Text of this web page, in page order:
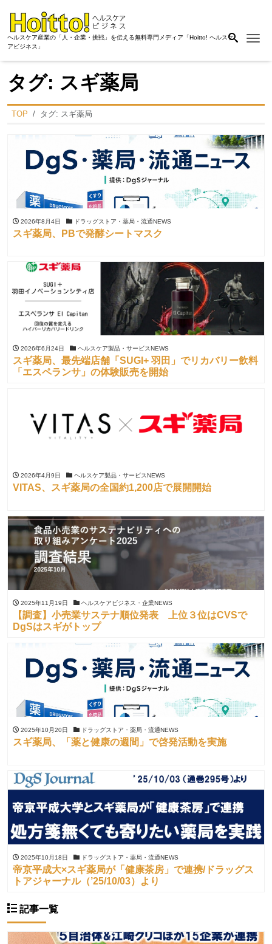
ヘルスケア産業の「人・企業・挑戦」を伝える無料専門メディア「Hoitto! ヘルスケ
アビジネス」
タグ: スギ薬局
TOP タグ: スギ薬局
2026年8月4日 ドラッグストア・薬局・流通NEWS
スギ薬局、PBで発酵シートマスク
2026年6月24日 ヘルスケア製品・サービスNEWS
スギ薬局、最先端店舗「SUGI+ 羽田」でリカバリー飲料
「エスペランサ」の体験販売を開始
2026年4月9日 ヘルスケア製品・サービスNEWS
VITAS、スギ薬局の全国約1,200店で展開開始
2025年11月19日 ヘルスケアビジネス・企業NEWS
【調査】小売業サステナ順位発表 上位３位はCVSで
DgSはスギがトップ
2025年10月20日 ドラッグストア・薬局・流通NEWS
スギ薬局、「薬と健康の週間」で啓発活動を実施
2025年10月18日 ドラッグストア・薬局・流通NEWS
帝京平成大×スギ薬局が「健康茶房」で連携/ドラッグス
トアジャーナル（’25/10/03）より
記事一覧